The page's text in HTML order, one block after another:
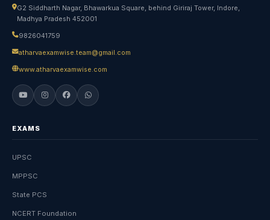
G2 Siddharth Nagar, Bhawarkua Square, behind Giriraj Tower, Indore,
Madhya Pradesh 452001
9826041759
atharvaexamwise.team@gmail.com
www.atharvaexamwise.com
EXAMS
UPSC
MPPSC
State PCS
NCERT Foundation